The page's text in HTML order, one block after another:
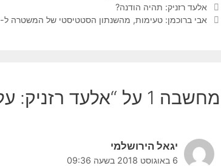
אלעד רזניק: תהיה הודנה?
אבי ברוכמן: טעימות, מהשנתון הסטטיסטי של המשטרה ל- 2017
מחשבה 1 על “אלעד רזניק: על שבויים ונעדרים”
יגאל הירושלמי
6 באוגוסט 2018 בשעה 09:36